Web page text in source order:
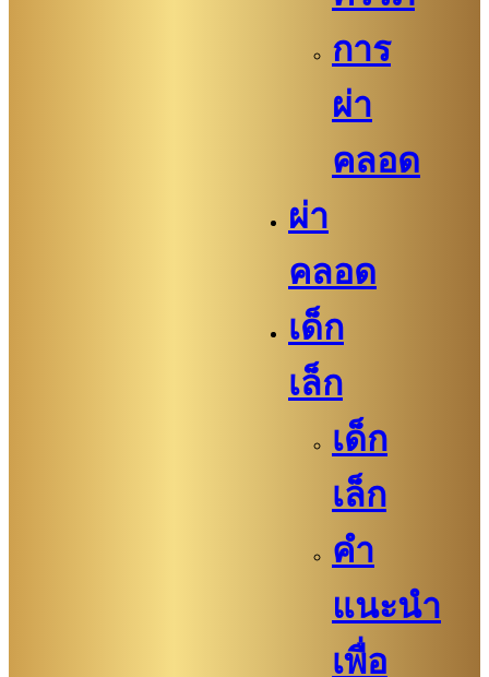
การ
ผ่า
คลอด
ผ่า
คลอด
เด็ก
เล็ก
เด็ก
เล็ก
คำ
แนะนำ
เพื่อ